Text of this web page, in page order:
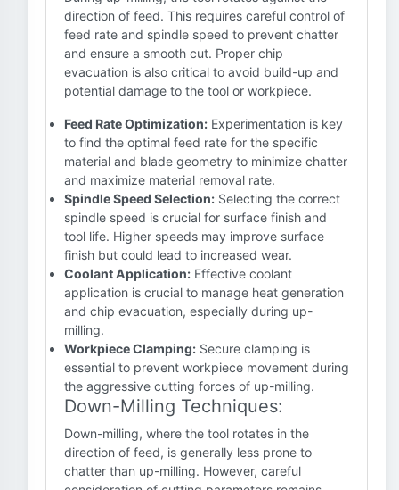
direction of feed. This requires careful control of
feed rate and spindle speed to prevent chatter
and ensure a smooth cut. Proper chip
evacuation is also critical to avoid build-up and
potential damage to the tool or workpiece.
Feed Rate Optimization: Experimentation is key
to find the optimal feed rate for the specific
material and blade geometry to minimize chatter
and maximize material removal rate.
Spindle Speed Selection: Selecting the correct
spindle speed is crucial for surface finish and
tool life. Higher speeds may improve surface
finish but could lead to increased wear.
Coolant Application: Effective coolant
application is crucial to manage heat generation
and chip evacuation, especially during up-
milling.
Workpiece Clamping: Secure clamping is
essential to prevent workpiece movement during
the aggressive cutting forces of up-milling.
Down-Milling Techniques:
Down-milling, where the tool rotates in the
direction of feed, is generally less prone to
chatter than up-milling. However, careful